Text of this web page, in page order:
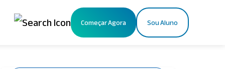
X Começar Agora Sou Aluno